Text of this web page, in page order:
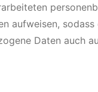
aufweisen,
Daten auch